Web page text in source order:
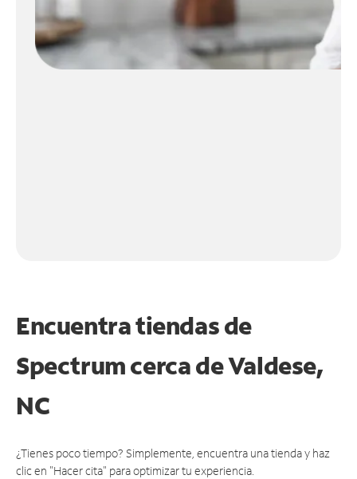
Encuentra tiendas de
Spectrum cerca deValdese,
NC
¿Tienes poco tiempo? Simplemente, encuentra una tienda y haz
clic en "Hacer cita" para optimizar tu experiencia.